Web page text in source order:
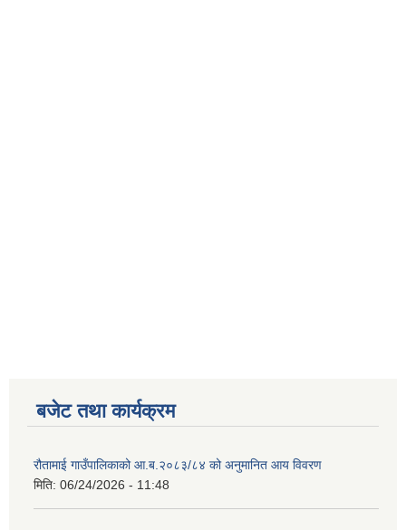
बजेट तथा कार्यक्रम
रौतामाई गाउँपालिकाको आ.ब.२०८३/८४ को अनुमानित आय विवरण
मिति: 06/24/2026 - 11:48